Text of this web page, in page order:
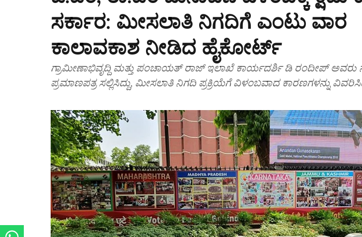
ಸರ್ಕಾರ: ಮೀಸಲಾತಿ ನಿಗದಿಗೆ ಎಂಟು ವಾರ
ಕಾಲಾವಕಾಶ ನೀಡಿದ ಹೈಕೋರ್ಟ್‌
ಗ್ರಾಮೀಣಾಭಿವೃದ್ದಿ ಮತ್ತು ಪಂಚಾಯತ್ ರಾಜ್ ಇಲಾಖೆ ಕಾರ್ಯದರ್ಶಿ ಡಿ ರಂದೀಪ್ ಅವರು
ಪ್ರಮಾಣಪತ್ರ ಸಲ್ಲಿಸಿದ್ದು, ಮೀಸಲಾತಿ ನಿಗದಿ ಪ್ರಕ್ರಿಯೆಗೆ ವಿಳಂಬವಾದ ಕಾರಣಗಳನ್ನು